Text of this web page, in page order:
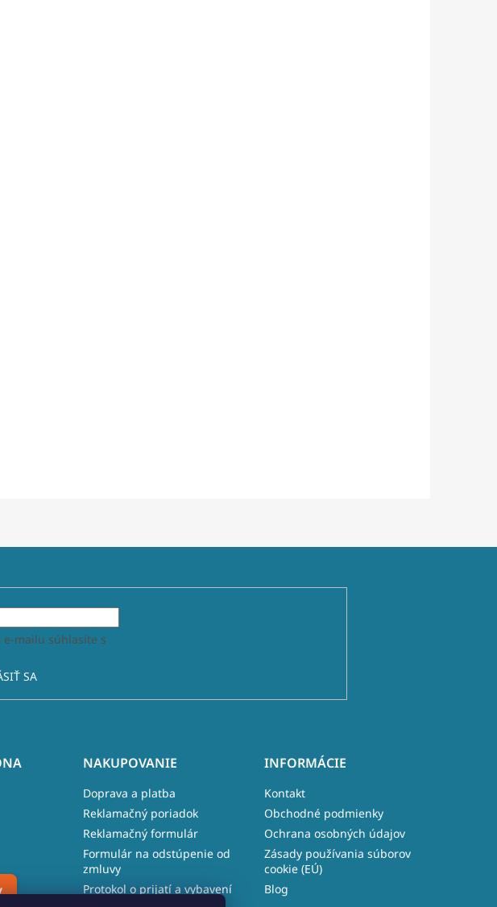
e-mailu súhlasíte s
SA
NAKUPOVANIE
Doprava a platba
Reklamačný poriadok
Reklamačný formulár
Formulár na odstúpenie od
zmluvy
Protokol o prijatí a vybavení
INFORMÁCIE
Kontakt
Obchodné podmienky
Ochrana osobných údajov
Zásady používania súborov
cookie (EÚ)
Blog